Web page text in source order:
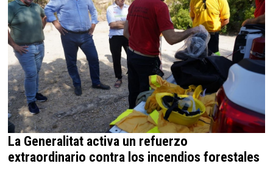
La Generalitat activa un refuerzo
extraordinario contra los incendios forestales